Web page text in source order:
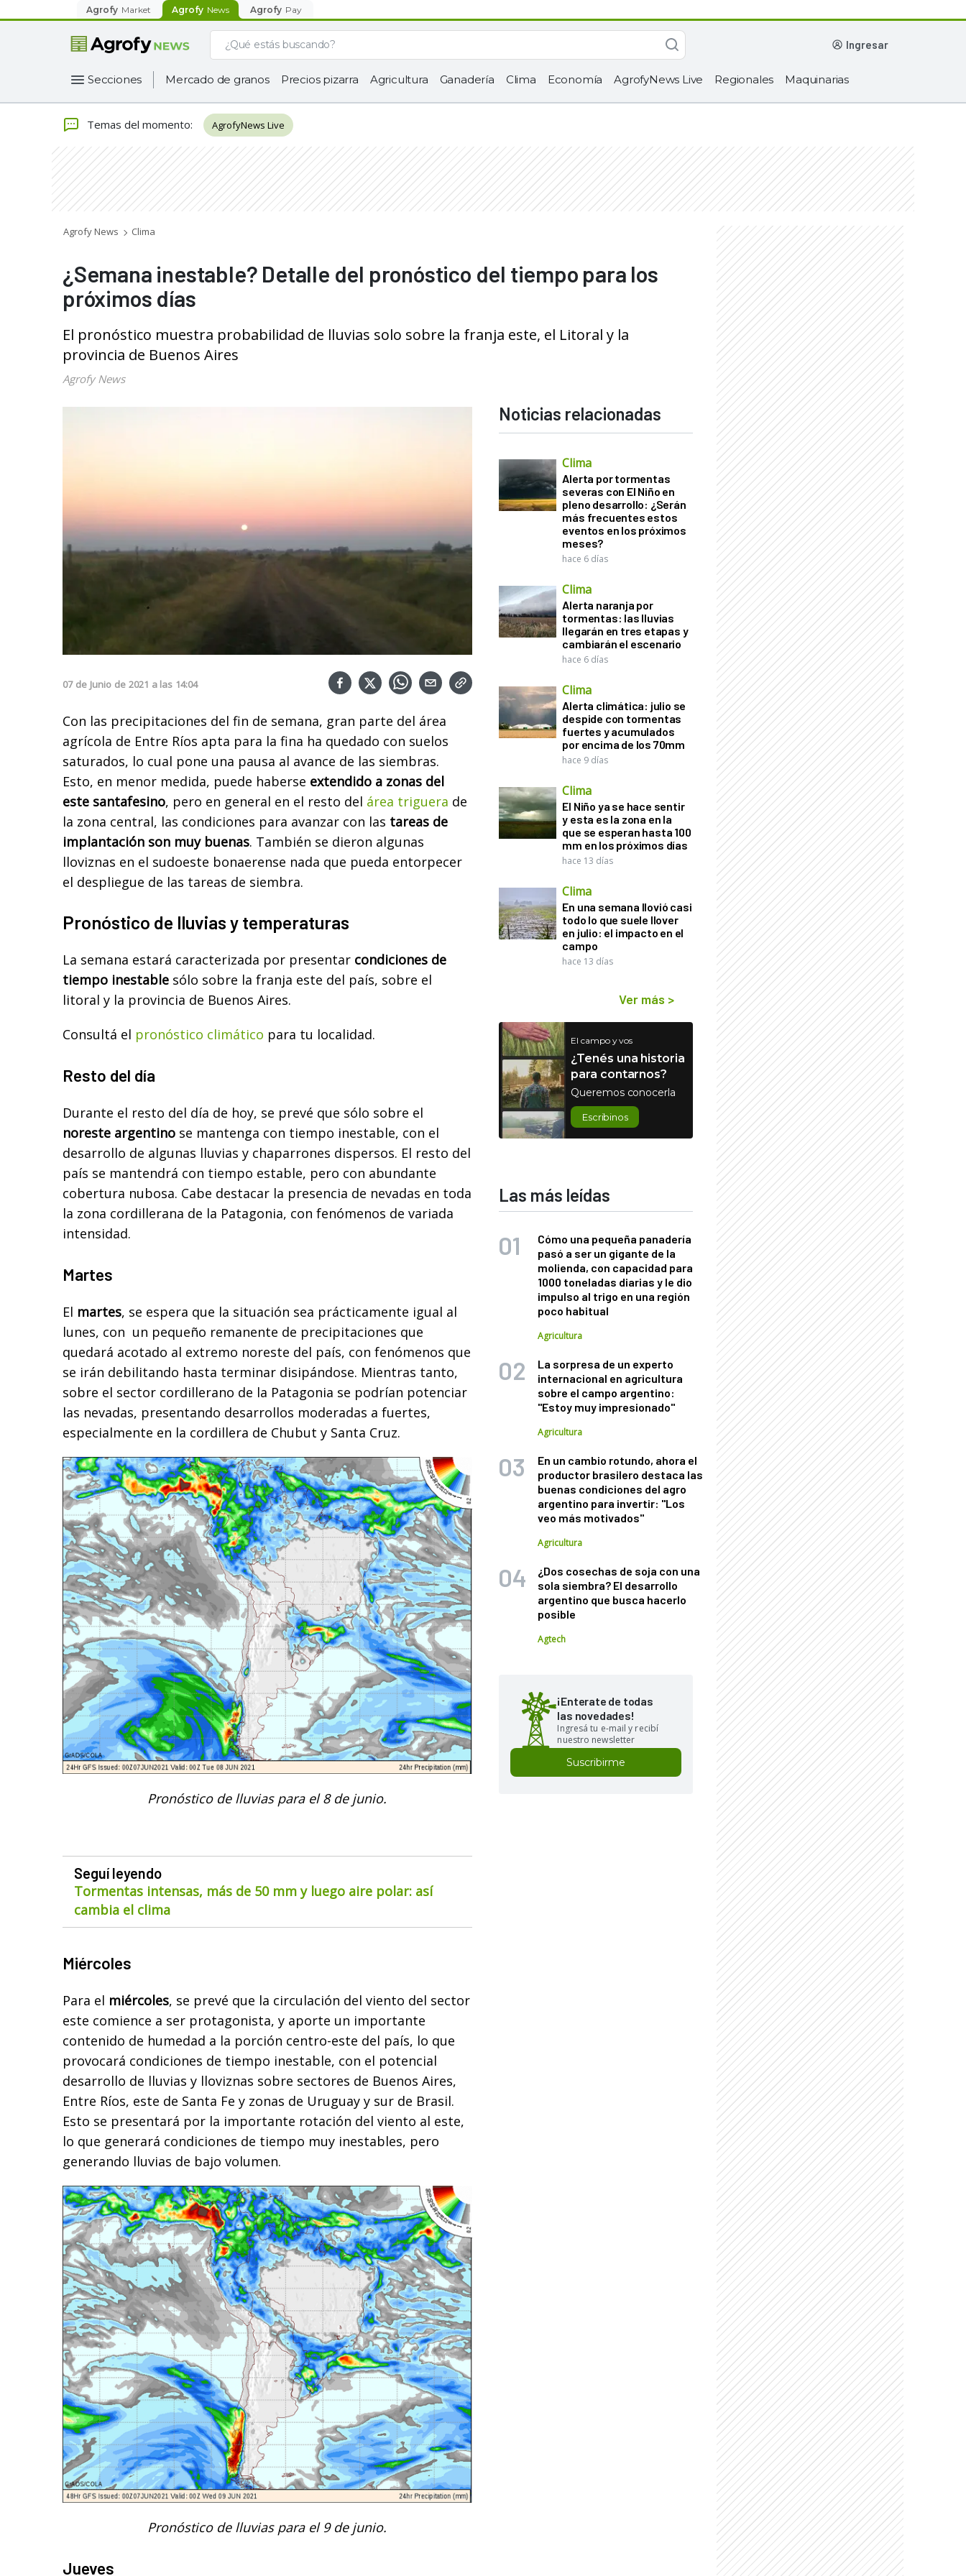
Agrofy Market Agrofy News Agrofy Pay
ingresar
Secciones Mercado de granos Precios pizarra Agricultura Ganadería Clima Economía AgrofyNews Live Regionales Maquinarias
Temas del momento: AgrofyNews Live
Agrofy News Clima
¿Semana inestable? Detalle del pronóstico del tiempo para los
próximos días
El pronóstico muestra probabilidad de lluvias solo sobre la franja este, el Litoral y la
provincia de Buenos Aires
Agrofy News
07 de Junio de 2021 a las 14:04
Con las precipitaciones del fin de semana, gran parte del área
agrícola de Entre Ríos apta para la fina ha quedado con suelos
saturados, lo cual pone una pausa al avance de las siembras.
Esto, en menor medida, puede haberse extendido a zonas del
este santafesino, pero en general en el resto del área triguera de
la zona central, las condiciones para avanzar con las tareas de
implantación son muy buenas. También se dieron algunas
lloviznas en el sudoeste bonaerense nada que pueda entorpecer
el despliegue de las tareas de siembra.
Pronóstico de lluvias y temperaturas
La semana estará caracterizada por presentar condiciones de
tiempo inestable sólo sobre la franja este del país, sobre el
litoral y la provincia de Buenos Aires.
Consultá el pronóstico climático para tu localidad.
Resto del día
Durante el resto del día de hoy, se prevé que sólo sobre el
noreste argentino se mantenga con tiempo inestable, con el
desarrollo de algunas lluvias y chaparrones dispersos. El resto del
país se mantendrá con tiempo estable, pero con abundante
cobertura nubosa. Cabe destacar la presencia de nevadas en toda
la zona cordillerana de la Patagonia, con fenómenos de variada
intensidad.
Martes
El martes, se espera que la situación sea prácticamente igual al
lunes, con un pequeño remanente de precipitaciones que
quedará acotado al extremo noreste del país, con fenómenos que
se irán debilitando hasta terminar disipándose. Mientras tanto,
sobre el sector cordillerano de la Patagonia se podrían potenciar
las nevadas, presentando desarrollos moderadas a fuertes,
especialmente en la cordillera de Chubut y Santa Cruz.
Pronóstico de lluvias para el 8 de junio.
Seguí leyendo
Tormentas intensas, más de 50 mm y luego aire polar: así
cambia el clima
Miércoles
Para el miércoles, se prevé que la circulación del viento del sector
este comience a ser protagonista, y aporte un importante
contenido de humedad a la porción centro-este del país, lo que
provocará condiciones de tiempo inestable, con el potencial
desarrollo de lluvias y lloviznas sobre sectores de Buenos Aires,
Entre Ríos, este de Santa Fe y zonas de Uruguay y sur de Brasil.
Esto se presentará por la importante rotación del viento al este,
lo que generará condiciones de tiempo muy inestables, pero
generando lluvias de bajo volumen.
Pronóstico de lluvias para el 9 de junio.
Jueves
Noticias relacionadas
Clima
Alerta por tormentas
severas con El Niño en
pleno desarrollo: ¿Serán
más frecuentes estos
eventos en los próximos
meses?
hace 6 días
Clima
Alerta naranja por
tormentas: las lluvias
llegarán en tres etapas y
cambiarán el escenario
hace 6 días
Clima
Alerta climática: julio se
despide con tormentas
fuertes y acumulados
por encima de los 70mm
hace 9 días
Clima
El Niño ya se hace sentir
y esta es la zona en la
que se esperan hasta 100
mm en los próximos días
hace 13 días
Clima
En una semana llovió casi
todo lo que suele llover
en julio: el impacto en el
campo
hace 13 días
Ver más >
El campo y vos
¿Tenés una historia
para contarnos?
Queremos conocerla
Escribinos
Las más leídas
Cómo una pequeña panadería
pasó a ser un gigante de la
molienda, con capacidad para
1000 toneladas diarias y le dio
impulso al trigo en una región
poco habitual
Agricultura
La sorpresa de un experto
internacional en agricultura
sobre el campo argentino:
"Estoy muy impresionado"
Agricultura
En un cambio rotundo, ahora el
productor brasilero destaca las
buenas condiciones del agro
argentino para invertir: "Los
veo más motivados"
Agricultura
¿Dos cosechas de soja con una
sola siembra? El desarrollo
argentino que busca hacerlo
posible
Agtech
¡Enterate de todas
las novedades!
Ingresá tu e-mail y recibí
nuestro newsletter
Suscribirme